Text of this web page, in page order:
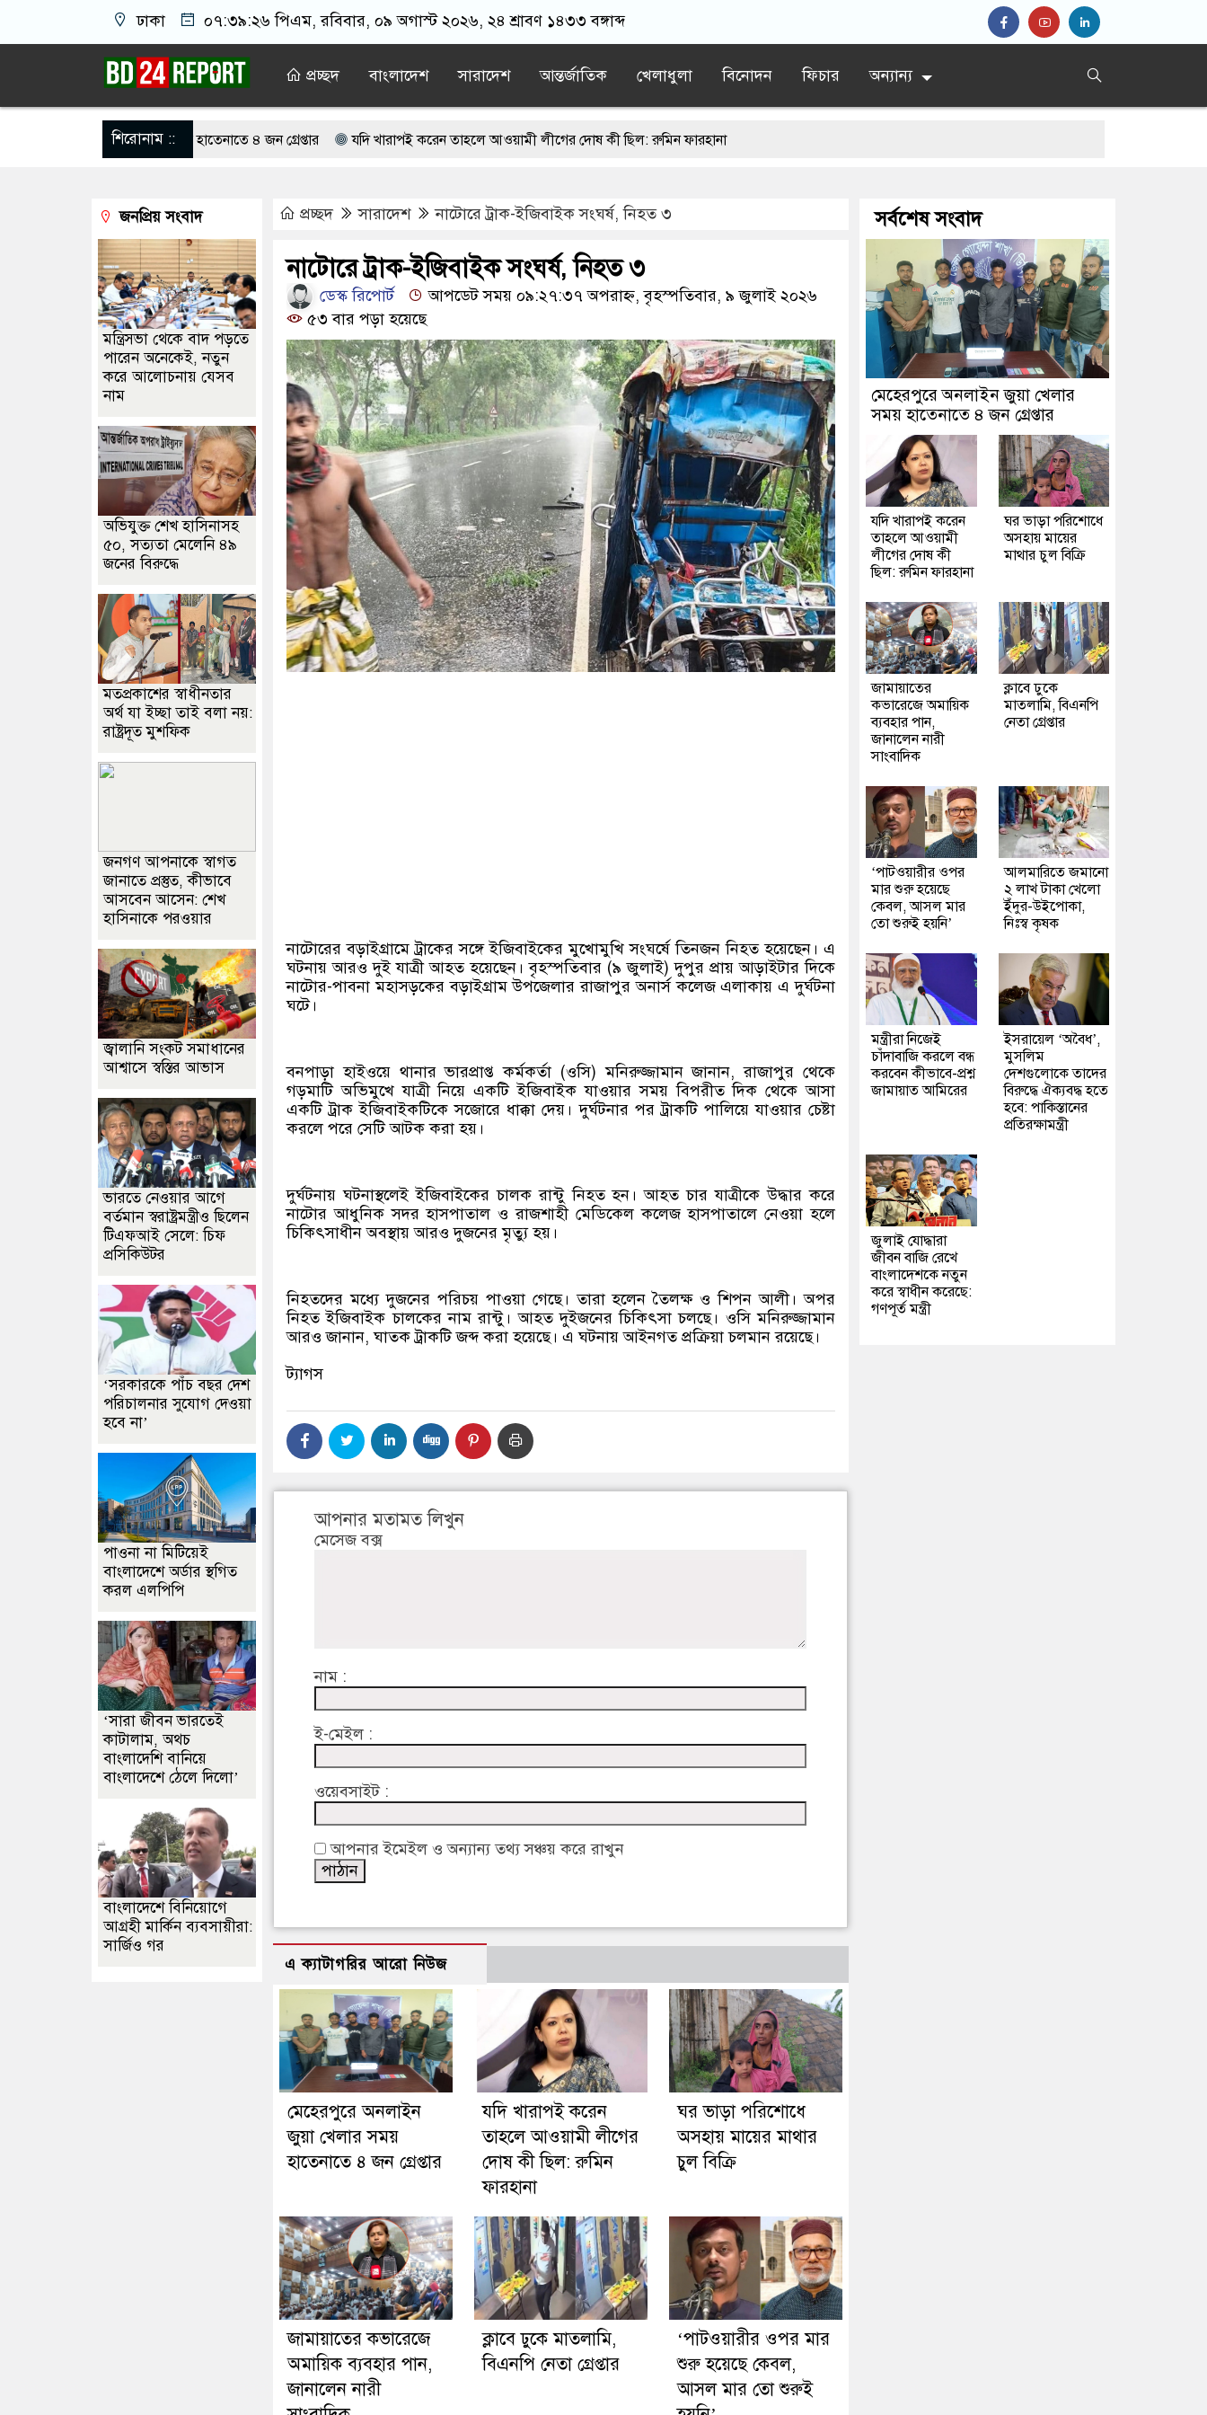
ঢাকা ০৭:৩৯:২৭ পিএম, রবিবার, ০৯ অগাস্ট ২০২৬, ২৪ শ্রাবণ ১৪৩৩ বঙ্গাব্দ
প্রচ্ছদ বাংলাদেশ সারাদেশ আন্তর্জাতিক খেলাধুলা বিনোদন ফিচার অন্যান্য
শিরোনাম ::
জুয়া খেলার সময় হাতেনাতে ৪ জন গ্রেপ্তার যদি খারাপই করেন তাহলে আওয়ামী লীগের দোষ কী ছিল: রুমিন ফারহানা
মার শুরু হয়েছে কেবল, আসল মার তো শুরুই হয়নি’ আলমারিতে জমানো ২ লাখ টাকা খেলো ইঁদুর-উইপোকা, নিঃস্ব কৃষক
করলে বন্ধ করবেন কীভাবে-প্রশ্ন জামায়াত আমিরের ইসরায়েল ‘অবৈধ’, মুসলিম দেশগুলোকে তাদের বিরুদ্ধে ঐক্যবদ্ধ হতে হবে: পাকিস্তানের প্রতিরক্ষামন্ত্রী
বাজি রেখে বাংলাদেশকে নতুন করে স্বাধীন করেছে: গণপূর্ত মন্ত্রী
প্রচ্ছদ সারাদেশ নাটোরে ট্রাক-ইজিবাইক সংঘর্ষ, নিহত ৩
নাটোরে ট্রাক-ইজিবাইক সংঘর্ষ, নিহত ৩
ডেস্ক রিপোর্ট
আপডেট সময় ০৯:২৭:৩৭ অপরাহ্ন, বৃহস্পতিবার, ৯ জুলাই ২০২৬
৫৩ বার পড়া হয়েছে
নাটোরের বড়াইগ্রামে ট্রাকের সঙ্গে ইজিবাইকের মুখোমুখি সংঘর্ষে তিনজন নিহত হয়েছেন। এ
ঘটনায় আরও দুই যাত্রী আহত হয়েছেন। বৃহস্পতিবার (৯ জুলাই) দুপুর প্রায় আড়াইটার দিকে
নাটোর-পাবনা মহাসড়কের বড়াইগ্রাম উপজেলার রাজাপুর অনার্স কলেজ এলাকায় এ দুর্ঘটনা
ঘটে।
বনপাড়া হাইওয়ে থানার ভারপ্রাপ্ত কর্মকর্তা (ওসি) মনিরুজ্জামান জানান, রাজাপুর থেকে
গড়মাটি অভিমুখে যাত্রী নিয়ে একটি ইজিবাইক যাওয়ার সময় বিপরীত দিক থেকে আসা
একটি ট্রাক ইজিবাইকটিকে সজোরে ধাক্কা দেয়। দুর্ঘটনার পর ট্রাকটি পালিয়ে যাওয়ার চেষ্টা
করলে পরে সেটি আটক করা হয়।
দুর্ঘটনায় ঘটনাস্থলেই ইজিবাইকের চালক রান্টু নিহত হন। আহত চার যাত্রীকে উদ্ধার করে
নাটোর আধুনিক সদর হাসপাতাল ও রাজশাহী মেডিকেল কলেজ হাসপাতালে নেওয়া হলে
চিকিৎসাধীন অবস্থায় আরও দুজনের মৃত্যু হয়।
নিহতদের মধ্যে দুজনের পরিচয় পাওয়া গেছে। তারা হলেন তৈলক্ষ ও শিপন আলী। অপর
নিহত ইজিবাইক চালকের নাম রান্টু। আহত দুইজনের চিকিৎসা চলছে। ওসি মনিরুজ্জামান
আরও জানান, ঘাতক ট্রাকটি জব্দ করা হয়েছে। এ ঘটনায় আইনগত প্রক্রিয়া চলমান রয়েছে।
ট্যাগস
আপনার মতামত লিখুন
মেসেজ বক্স
নাম :
ই-মেইল :
ওয়েবসাইট :
আপনার ইমেইল ও অন্যান্য তথ্য সঞ্চয় করে রাখুন
এ ক্যাটাগরির আরো নিউজ
মেহেরপুরে অনলাইন
জুয়া খেলার সময়
হাতেনাতে ৪ জন গ্রেপ্তার
যদি খারাপই করেন
তাহলে আওয়ামী লীগের
দোষ কী ছিল: রুমিন
ফারহানা
ঘর ভাড়া পরিশোধে
অসহায় মায়ের মাথার
চুল বিক্রি
জামায়াতের কভারেজে
অমায়িক ব্যবহার পান,
জানালেন নারী
ক্লাবে ঢুকে মাতলামি,
বিএনপি নেতা গ্রেপ্তার
‘পাটওয়ারীর ওপর মার
শুরু হয়েছে কেবল,
আসল মার তো শুরুই
জনপ্রিয় সংবাদ
মন্ত্রিসভা থেকে বাদ পড়তে
পারেন অনেকেই, নতুন
করে আলোচনায় যেসব
নাম
অভিযুক্ত শেখ হাসিনাসহ
৫০, সত্যতা মেলেনি ৪৯
জনের বিরুদ্ধে
মতপ্রকাশের স্বাধীনতার
অর্থ যা ইচ্ছা তাই বলা নয়:
রাষ্ট্রদূত মুশফিক
জনগণ আপনাকে স্বাগত
জানাতে প্রস্তুত, কীভাবে
আসবেন আসেন: শেখ
হাসিনাকে পরওয়ার
জ্বালানি সংকট সমাধানের
আশ্বাসে স্বস্তির আভাস
ভারতে নেওয়ার আগে
বর্তমান স্বরাষ্ট্রমন্ত্রীও ছিলেন
টিএফআই সেলে: চিফ
প্রসিকিউটর
‘সরকারকে পাঁচ বছর দেশ
পরিচালনার সুযোগ দেওয়া
হবে না’
পাওনা না মিটিয়েই
বাংলাদেশে অর্ডার স্থগিত
করল এলপিপি
‘সারা জীবন ভারতেই
কাটালাম, অথচ
বাংলাদেশি বানিয়ে
বাংলাদেশে ঠেলে দিলো’
বাংলাদেশে বিনিয়োগে
আগ্রহী মার্কিন ব্যবসায়ীরা:
সার্জিও গর
সর্বশেষ সংবাদ
মেহেরপুরে অনলাইন জুয়া খেলার
সময় হাতেনাতে ৪ জন গ্রেপ্তার
যদি খারাপই করেন
তাহলে আওয়ামী
লীগের দোষ কী
ছিল: রুমিন ফারহানা
ঘর ভাড়া পরিশোধে
অসহায় মায়ের
মাথার চুল বিক্রি
জামায়াতের
কভারেজে অমায়িক
ব্যবহার পান,
জানালেন নারী
সাংবাদিক
ক্লাবে ঢুকে
মাতলামি, বিএনপি
নেতা গ্রেপ্তার
‘পাটওয়ারীর ওপর
মার শুরু হয়েছে
কেবল, আসল মার
তো শুরুই হয়নি’
আলমারিতে জমানো
২ লাখ টাকা খেলো
ইঁদুর-উইপোকা,
নিঃস্ব কৃষক
মন্ত্রীরা নিজেই
চাঁদাবাজি করলে বন্ধ
করবেন কীভাবে-প্রশ্ন
জামায়াত আমিরের
ইসরায়েল ‘অবৈধ’,
মুসলিম
দেশগুলোকে তাদের
বিরুদ্ধে ঐক্যবদ্ধ হতে
হবে: পাকিস্তানের
প্রতিরক্ষামন্ত্রী
জুলাই যোদ্ধারা
জীবন বাজি রেখে
বাংলাদেশকে নতুন
করে স্বাধীন করেছে:
গণপূর্ত মন্ত্রী